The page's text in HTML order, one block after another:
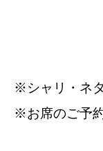
※シャリ・ネ
※お席のご予